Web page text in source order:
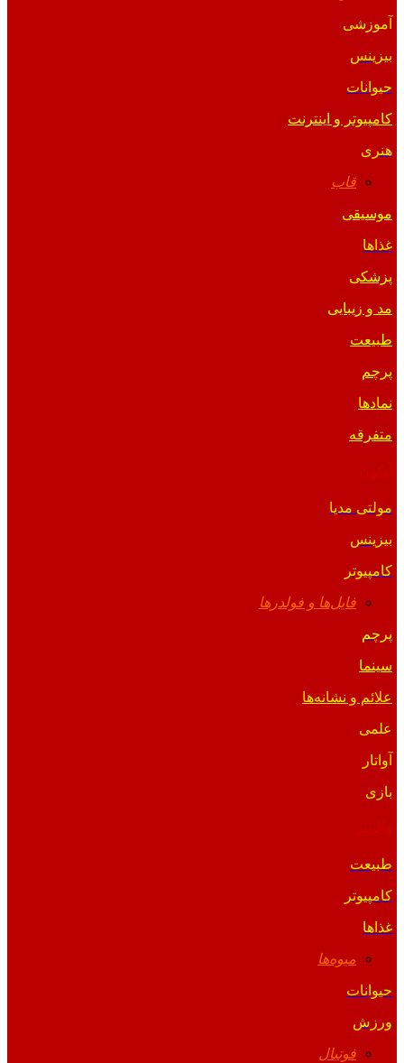
آموزشی
بیزینس
حیوانات
کامپیوتر و اینترنت
هنری
قاب
موسیقی
غذاها
پزشکی
مد و زیبایی
طبیعت
پرچم
نمادها
متفرقه
مولتی مدیا
بیزینس
کامپیوتر
فایل‌ها و فولدرها
پرچم
سینما
علائم و نشانه‌ها
علمی
آواتار
بازی
طبیعت
کامپیوتر
غذاها
میوه‌ها
حیوانات
ورزش
فوتبال